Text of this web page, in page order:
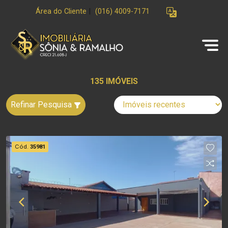
Área do Cliente (016) 4009-7171
135 IMÓVEIS
Refinar Pesquisa
Cód. 35981